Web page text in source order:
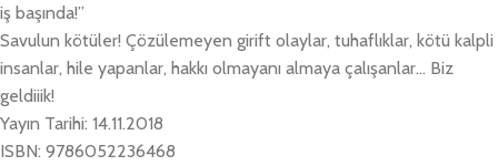
iş başında!”
Savulun kötüler! Çözülemeyen girift olaylar, tuhaflıklar, kötü kalpli
insanlar, hile yapanlar, hakkı olmayanı almaya çalışanlar… Biz
geldiiik!
Yayın Tarihi: 14.11.2018
ISBN: 9786052236468